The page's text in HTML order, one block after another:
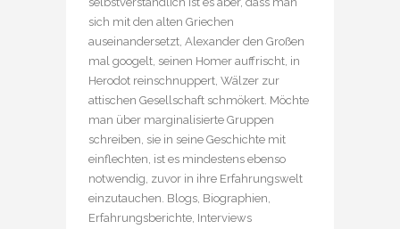
sich mit den alten Griechen
auseinandersetzt, Alexander den Großen
mal googelt, seinen Homer auffrischt, in
Herodot reinschnuppert, Wälzer zur
attischen Gesellschaft schmökert. Möchte
man über marginalisierte Gruppen
schreiben, sie in seine Geschichte mit
einflechten, ist es mindestens ebenso
notwendig, zuvor in ihre Erfahrungswelt
einzutauchen. Blogs, Biographien,
Erfahrungsberichte, Interviews